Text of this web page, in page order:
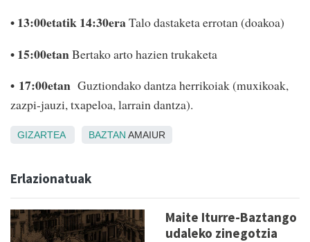
• 13:00etatik 14:30eraTalo dastaketa errotan (doakoa)
• 15:00etanBertako arto hazien trukaketa
• 17:00etan Guztiondako dantza herrikoiak (muxikoak,
zazpi-jauzi, txapeloa, larrain dantza).
GIZARTEA BAZTAN AMAIUR
Erlazionatuak
Maite Iturre-Baztango
udaleko zinegotzia